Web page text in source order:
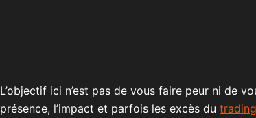
L’objectif ici n’est pas de vous faire peur ni de
présence, l’impact et parfois les excès du